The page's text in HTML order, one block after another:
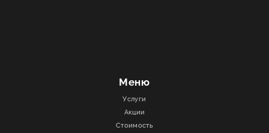
Меню
Услуги
Акции
Стоимость